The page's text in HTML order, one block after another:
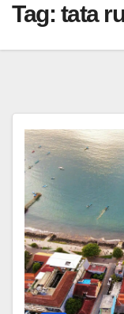
Tag: tata